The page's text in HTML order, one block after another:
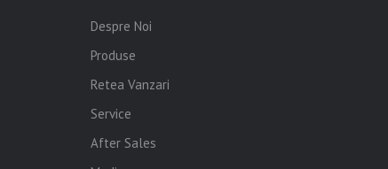
Despre Noi
Produse
Retea Vanzari
Service
After Sales